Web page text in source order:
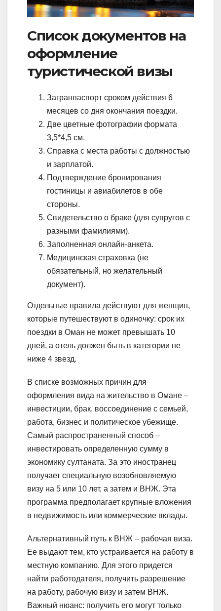
Список документов на
оформление
туристической визы
Загранпаспорт сроком действия 6
месяцев со дня окончания поездки.
Две цветные фотографии формата
3,5*4,5 см.
Справка с места работы с должностью
и зарплатой.
Подтверждение бронирования
гостиницы и авиабилетов в обе
стороны.
Свидетельство о браке (для супругов с
разными фамилиями).
Заполненная онлайн-анкета.
Медицинская страховка (не
обязательный, но желательный
документ).
Отдельные правила действуют для женщин,
которые путешествуют в одиночку: срок их
поездки в Оман не может превышать 10
дней, а отель должен быть в категории не
ниже 4 звезд.
В списке возможных причин для
оформления вида на жительство в Омане –
инвестиции, брак, воссоединение с семьей,
работа, бизнес и политическое убежище.
Самый распространенный способ –
инвестировать определенную сумму в
экономику султаната. За это иностранец
получает специальную возобновляемую
визу на 5 или 10 лет, а затем и ВНЖ. Эта
программа предполагает крупные вложения
в недвижимость или коммерческие вклады.
Альтернативный путь к ВНЖ – рабочая виза.
Ее выдают тем, кто устраивается на работу в
местную компанию. Для этого придется
найти работодателя, получить разрешение
на работу, рабочую визу и затем ВНЖ.
Важный нюанс: получить его могут только